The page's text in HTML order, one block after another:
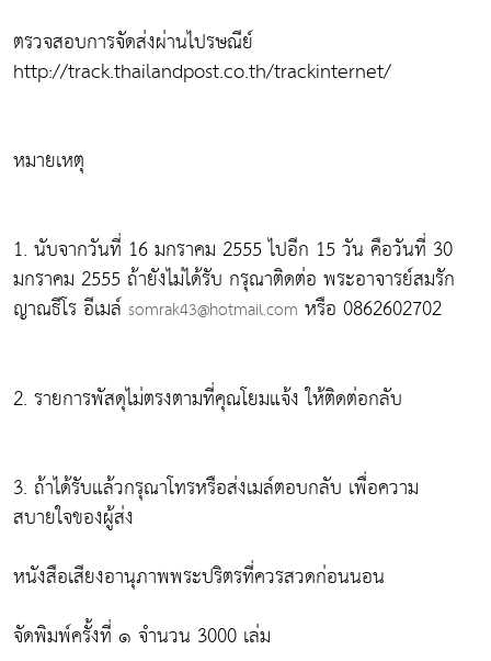
ตรวจสอบการจัดส่งผ่านไปรษณีย์
http://track.thailandpost.co.th/trackinternet/
หมายเหตุ
1. นับจากวันที่ 16 มกราคม 2555 ไปอีก 15 วัน คือวันที่ 30
มกราคม 2555 ถ้ายังไม่ได้รับ กรุณาติดต่อ พระอาจารย์สมรัก
ญาณธีโร อีเมล์ somrak43@hotmail.com หรือ 0862602702
2. รายการพัสดุไม่ตรงตามที่คุณโยมแจ้ง ให้ติดต่อกลับ
3. ถ้าได้รับแล้วกรุณาโทรหรือส่งเมล์ตอบกลับ เพื่อความ
สบายใจของผู้ส่ง
หนังสือเสียงอานุภาพพระปริตรที่ควรสวดก่อนนอน
จัดพิมพ์ครั้งที่ ๑ จำนวน 3000 เล่ม